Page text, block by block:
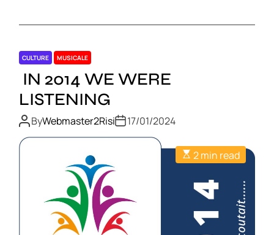
CULTURE MUSICALE
IN 2014 WE WERE
LISTENING
ByWebmaster2Risi 17/01/2024
2 min read